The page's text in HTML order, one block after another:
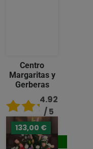
Centro
Margaritas y
Gerberas
4.92
/ 5
119,00 €
Comprar
133,00 €